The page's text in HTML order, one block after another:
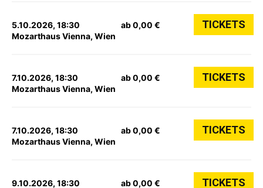
5.10.2026, 18:30
Mozarthaus Vienna, Wien
ab 0,00 € TICKETS
7.10.2026, 18:30
Mozarthaus Vienna, Wien
ab 0,00 € TICKETS
7.10.2026, 18:30
Mozarthaus Vienna, Wien
ab 0,00 € TICKETS
9.10.2026, 18:30
ab 0,00 € TICKETS